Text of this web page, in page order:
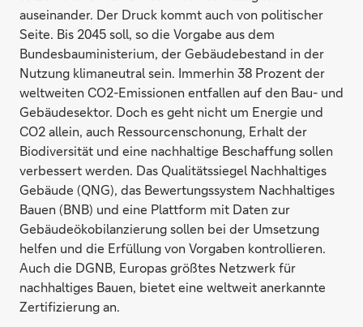
auseinander. Der Druck kommt auch von politischer
Seite. Bis 2045 soll, so die Vorgabe aus dem
Bundesbauministerium, der Gebäudebestand in der
Nutzung klimaneutral sein. Immerhin 38 Prozent der
weltweiten CO2-Emissionen entfallen auf den Bau- und
Gebäudesektor. Doch es geht nicht um Energie und
CO2 allein, auch Ressourcenschonung, Erhalt der
Biodiversität und eine nachhaltige Beschaffung sollen
verbessert werden. Das Qualitätssiegel Nachhaltiges
Gebäude (QNG), das Bewertungssystem Nachhaltiges
Bauen (BNB) und eine Plattform mit Daten zur
Gebäudeökobilanzierung sollen bei der Umsetzung
helfen und die Erfüllung von Vorgaben kontrollieren.
Auch die DGNB, Europas größtes Netzwerk für
nachhaltiges Bauen, bietet eine weltweit anerkannte
Zertifizierung an.